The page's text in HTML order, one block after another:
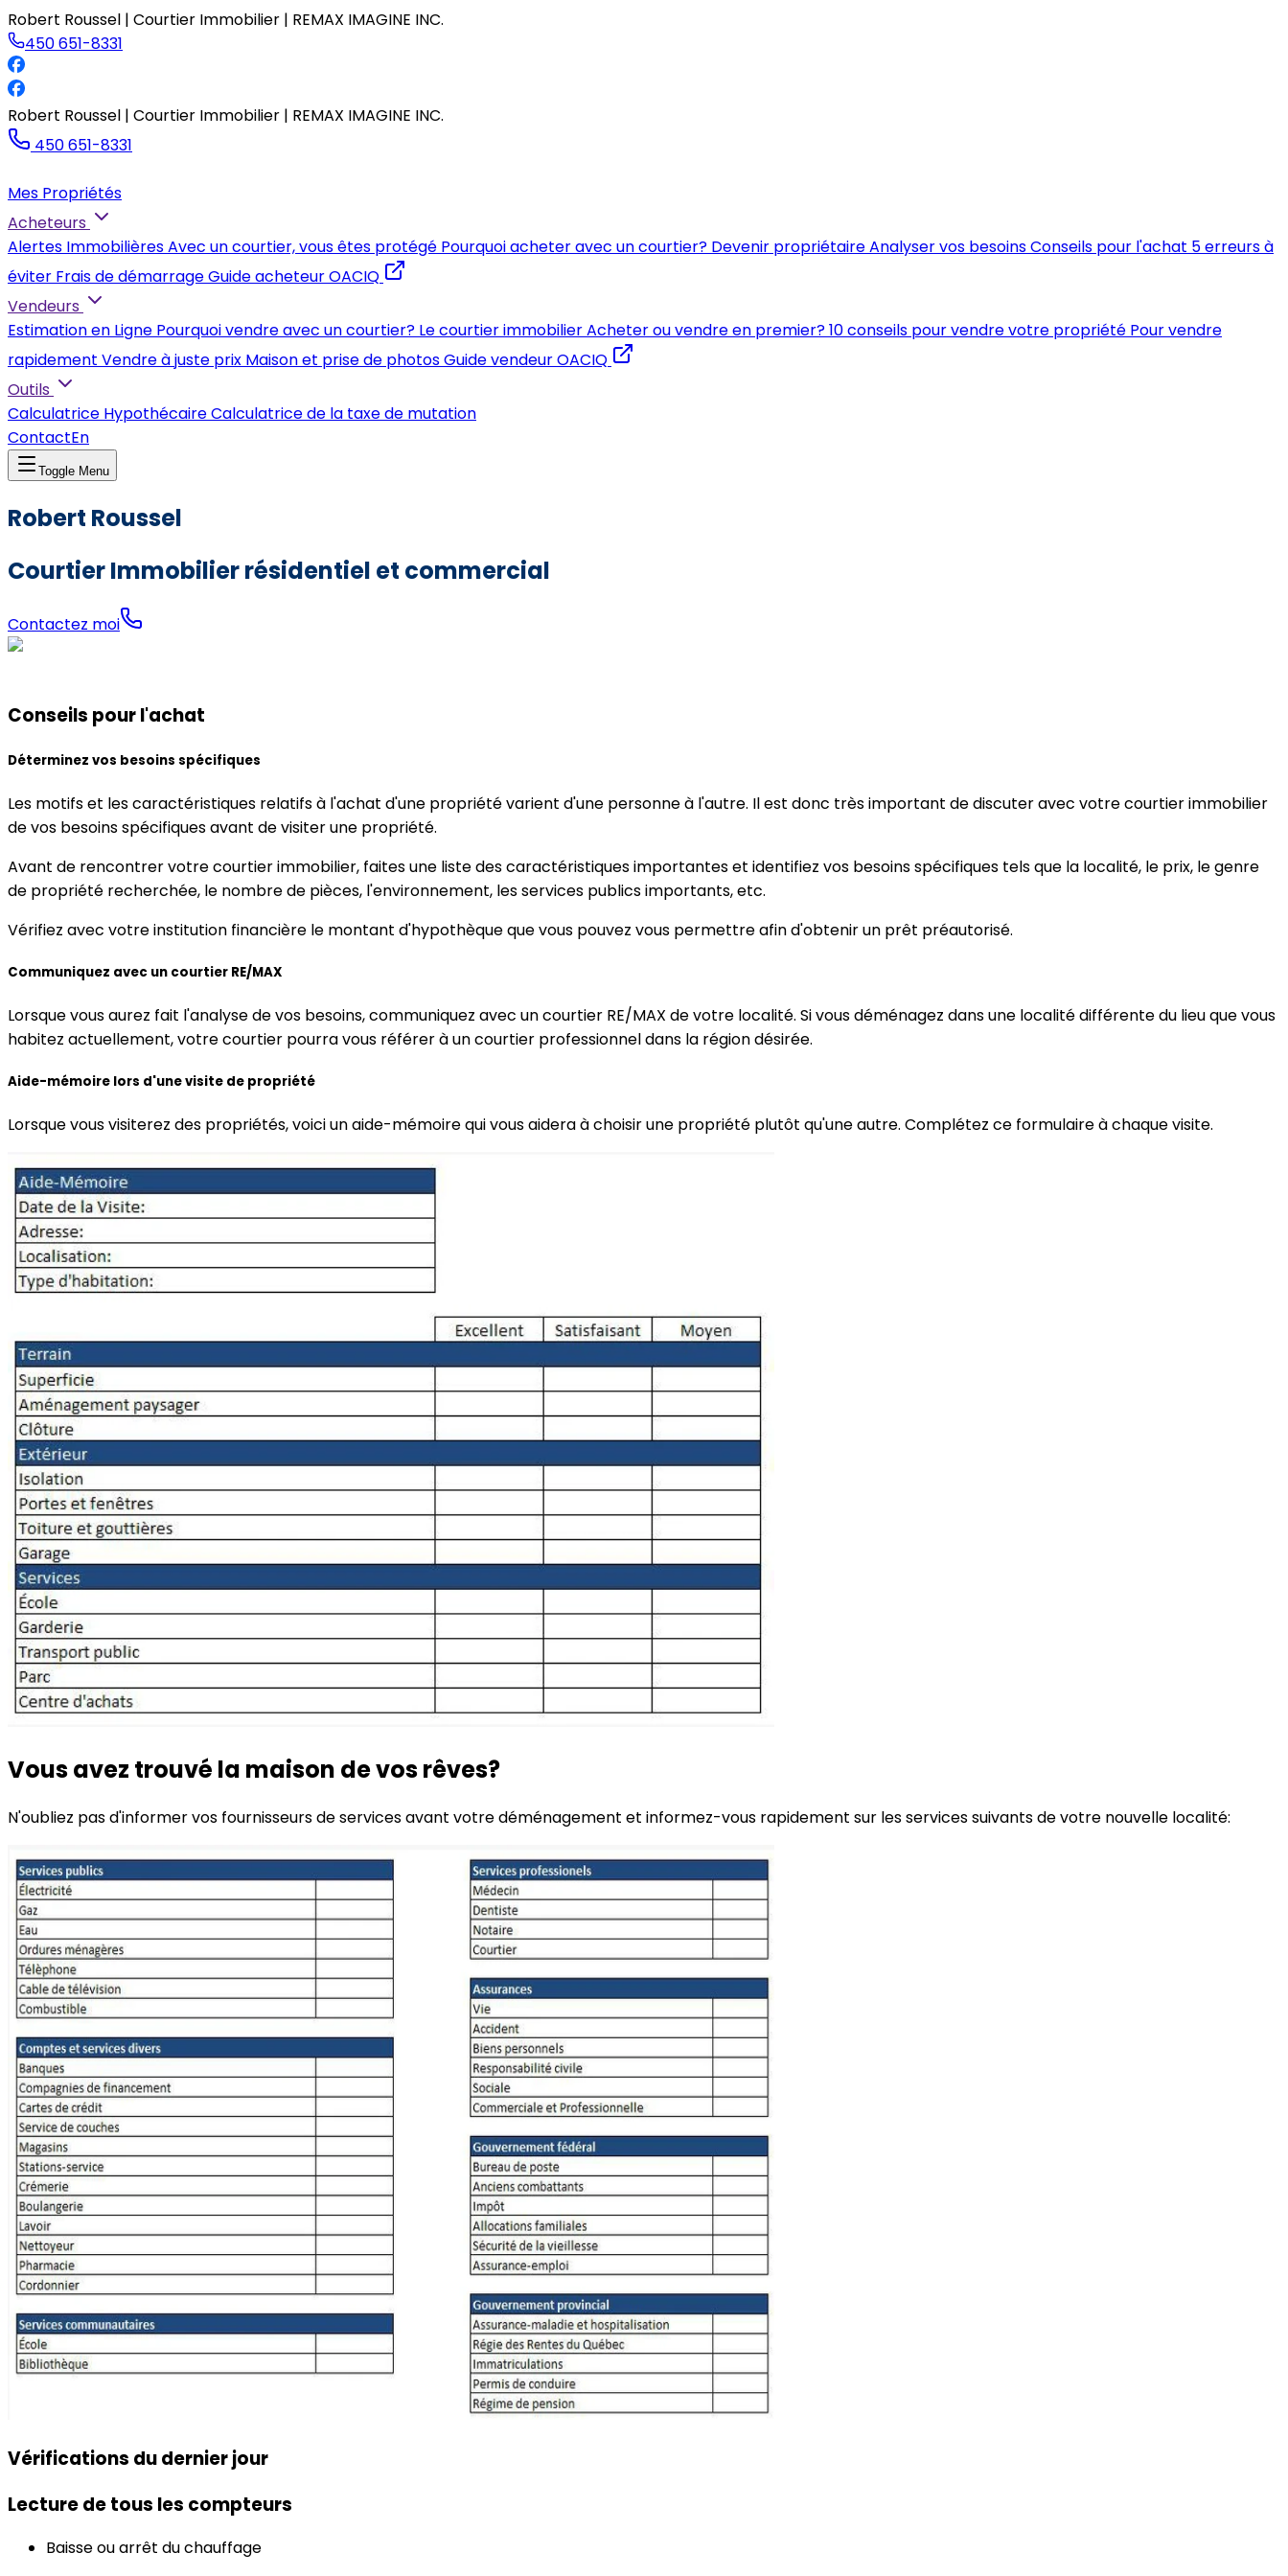
Robert Roussel | Courtier Immobilier | REMAX IMAGINE INC.
450 651-8331
Robert Roussel | Courtier Immobilier | REMAX IMAGINE INC.
450 651-8331
Mes Propriétés
Acheteurs
Alertes ImmobilièresAvec un courtier, vous êtes protégé Pourquoi acheter avec un courtier? Devenir propriétaireAnalyser vos besoinsConseils pour l'achat 5 erreurs à
éviter Frais de démarrageGuide acheteur OACIQ
Vendeurs
Estimation en Ligne Pourquoi vendre avec un courtier? Le courtier immobilierAcheter ou vendre en premier?10 conseils pour vendre votre propriété Pour vendre
rapidement Vendre à juste prix Maison et prise de photosGuide vendeur OACIQ
Outils
Calculatrice HypothécaireCalculatrice de la taxe de mutation
ContactEn
Toggle Menu
Robert Roussel
Courtier Immobilier résidentiel et commercial
Contactez moi
Conseils pour l'achat
Déterminez vos besoins spécifiques
Les motifs et les caractéristiques relatifs à l'achat d'une propriété varient d'une personne à l'autre. Il est donc très important de discuter avec votre courtier immobilier
de vos besoins spécifiques avant de visiter une propriété.
Avant de rencontrer votre courtier immobilier, faites une liste des caractéristiques importantes et identifiez vos besoins spécifiques tels que la localité, le prix, le genre
de propriété recherchée, le nombre de pièces, l'environnement, les services publics importants, etc.
Vérifiez avec votre institution financière le montant d'hypothèque que vous pouvez vous permettre afin d'obtenir un prêt préautorisé.
Communiquez avec un courtier RE/MAX
Lorsque vous aurez fait l'analyse de vos besoins, communiquez avec un courtier RE/MAX de votre localité. Si vous déménagez dans une localité différente du lieu que vous
habitez actuellement, votre courtier pourra vous référer à un courtier professionnel dans la région désirée.
Aide-mémoire lors d'une visite de propriété
Lorsque vous visiterez des propriétés, voici un aide-mémoire qui vous aidera à choisir une propriété plutôt qu'une autre. Complétez ce formulaire à chaque visite.
Vous avez trouvé la maison de vos rêves?
N'oubliez pas d'informer vos fournisseurs de services avant votre déménagement et informez-vous rapidement sur les services suivants de votre nouvelle localité:
Vérifications du dernier jour
Lecture de tous les compteurs
Baisse ou arrêt du chauffage